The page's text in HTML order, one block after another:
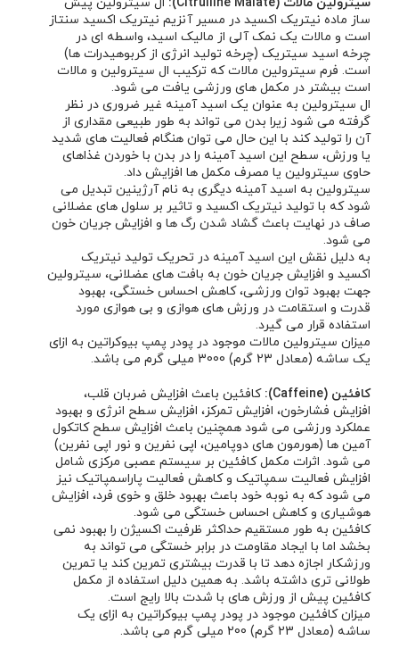
ساز ماده نیتریک اکسید در مسیر آنزیم نیتریک اکسید سنتاز
است و مالات یک نمک آلی از مالیک اسید، واسطه ای در
چرخه اسید سیتریک (چرخه تولید انرژی از کربوهیدرات ها)
است. فرم سیترولین مالات که ترکیب ال سیترولین و مالات
است بیشتر در مکمل های ورزشی یافت می شود.
ال سیترولین به عنوان یک اسید آمینه غیر ضروری در نظر
گرفته می شود زیرا بدن می تواند به طور طبیعی مقداری از
آن را تولید کند با این حال می توان هنگام فعالیت های شدید
یا ورزش، سطح این اسید آمینه را در بدن با خوردن غذاهای
حاوی سیترولین یا مصرف مکمل ها افزایش داد.
سیترولین به اسید آمینه دیگری به نام آرژینین تبدیل می
شود که با تولید نیتریک اکسید و تاثیر بر سلول های عضلانی
صاف در نهایت باعث گشاد شدن رگ ها و افزایش جریان خون
می شود.
به دلیل نقش این اسید آمینه در تحریک تولید نیتریک
اکسید و افزایش جریان خون به بافت های عضلانی، سیترولین
جهت بهبود توان ورزشی، کاهش احساس خستگی، بهبود
قدرت و استقامت در ورزش های هوازی و بی هوازی مورد
استفاده قرار می گیرد.
میزان سیترولین مالات موجود در پودر پمپ بیوکراتین به ازای
یک ساشه (معادل 23 گرم) 3000 میلی گرم می باشد.
کافئین (Caffeine):
کافئین باعث افزایش ضربان قلب،
افزایش فشارخون، افزایش تمرکز، افزایش سطح انرژی و بهبود
عملکرد ورزشی می شود همچنین باعث افزایش سطح کاتکول
آمین ها (هورمون های دوپامین، اپی نفرین و نور اپی نفرین)
می شود. اثرات مکمل کافئین بر سیستم عصبی مرکزی شامل
افزایش فعالیت سمپاتیک و کاهش فعالیت پاراسمپاتیک نیز
می شود که به نوبه خود باعث بهبود خلق و خوی فرد، افزایش
هوشیاری و کاهش احساس خستگی می شود.
کافئین به طور مستقیم حداکثر ظرفیت اکسیژن را بهبود نمی
بخشد اما با ایجاد مقاومت در برابر خستگی می تواند به
ورزشکار اجازه دهد تا با قدرت بیشتری تمرین کند یا تمرین
طولانی تری داشته باشد. به همین دلیل استفاده از مکمل
کافئین پیش از ورزش های با شدت بالا رایج است.
میزان کافئین موجود در پودر پمپ بیوکراتین به ازای یک
ساشه (معادل 23 گرم) 200 میلی گرم می باشد.